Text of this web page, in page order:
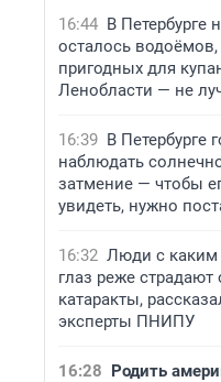
16:44 В Петербурге
осталось водоёмов,
пригодных для
Ленобласти — не
16:39 В Петербурге
наблюдать
затмение — чтобы
увидеть, нужно
16:32 Люди с каким
глаз реже страдают
катаракты,
эксперты ПНИПУ
16:28 Родить